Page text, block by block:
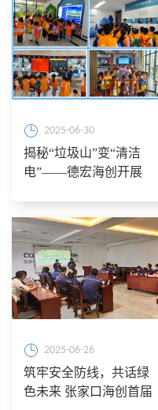
2025-06-30
揭秘“垃圾山”变“清洁
电”——德宏海创开展
2025-06-26
筑牢安全防线，共话绿
色未来 张家口海创首届